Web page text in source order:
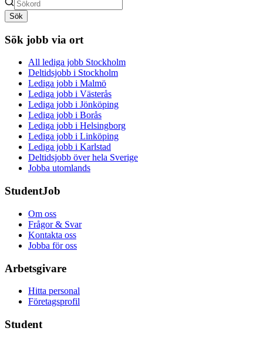
Sök
Sök jobb via ort
All lediga jobb Stockholm
Deltidsjobb i Stockholm
Lediga jobb i Malmö
Lediga jobb i Västerås
Lediga jobb i Jönköping
Lediga jobb i Borås
Lediga jobb i Helsingborg
Lediga jobb i Linköping
Lediga jobb i Karlstad
Deltidsjobb över hela Sverige
Jobba utomlands
StudentJob
Om oss
Frågor & Svar
Kontakta oss
Jobba för oss
Arbetsgivare
Hitta personal
Företagsprofil
Student